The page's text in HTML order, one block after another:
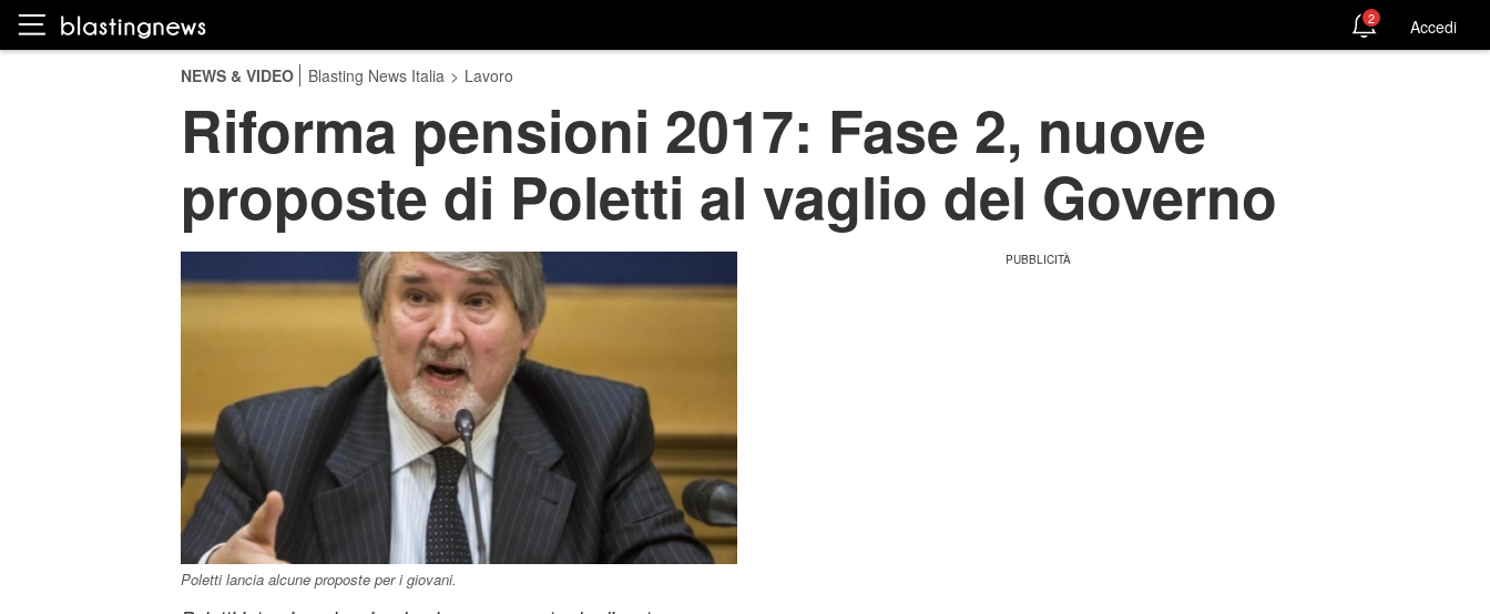
2 Accedi
NEWS & VIDEO Blasting News Italia > Lavoro
Riforma pensioni 2017: Fase 2, nuove
proposte di Poletti al vaglio del Governo
Poletti lancia alcune proposte per i giovani.